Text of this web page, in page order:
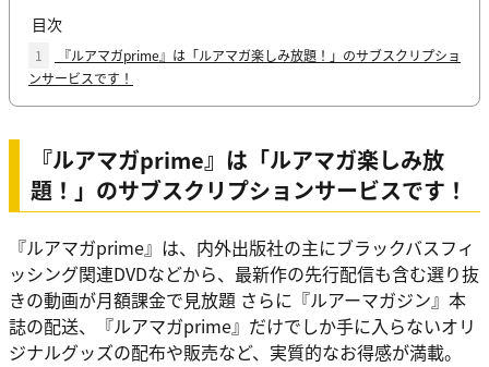
目次
1
『ルアマガprime』は「ルアマガ楽しみ放題！」のサブスクリプショ
ンサービスです！
『ルアマガprime』は「ルアマガ楽しみ放
題！」のサブスクリプションサービスです！
『ルアマガprime』は、内外出版社の主にブラックバスフィ
ッシング関連DVDなどから、最新作の先行配信も含む選り抜
きの動画が月額課金で見放題 さらに『ルアーマガジン』本
誌の配送、『ルアマガprime』だけでしか手に入らないオリ
ジナルグッズの配布や販売など、実質的なお得感が満載。